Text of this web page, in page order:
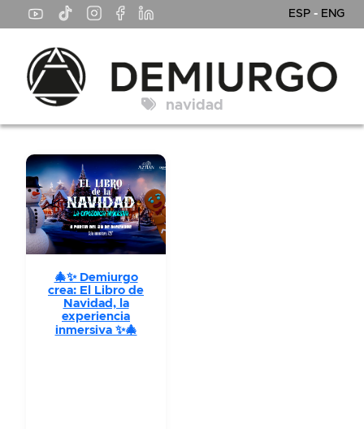
ESP - ENG
navidad
🎄✨ Demiurgo
crea: El Libro de
Navidad, la
experiencia
inmersiva ✨🎄